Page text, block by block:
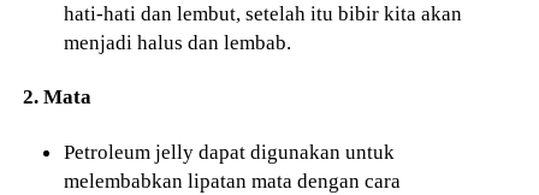
hati-hati dan lembut, setelah itu bibir kita akan
menjadi halus dan lembab.
2. Mata
Petroleum jelly dapat digunakan untuk
melembabkan lipatan mata dengan cara